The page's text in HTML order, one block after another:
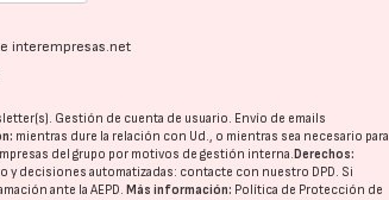
interempresas.net
Gestión de cuenta de usuario. Envío de emails
mientras dure la relación con Ud., o mientras sea necesario para
del grupo por motivos de gestión interna. Derechos:
y decisiones automatizadas: contacte con nuestro DPD. Si
ante laAEPD. Más información: Política de Protección de